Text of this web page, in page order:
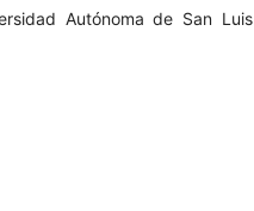
Autónoma de San Luis